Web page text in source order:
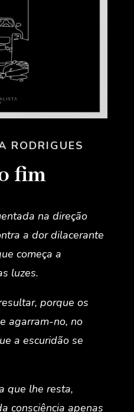
RODRIGUES
fim
na direção
a dor dilacerante
começa a
luzes.
porque os
agarram-no, no
a escuridão se
que lhe resta,
consciência apenas